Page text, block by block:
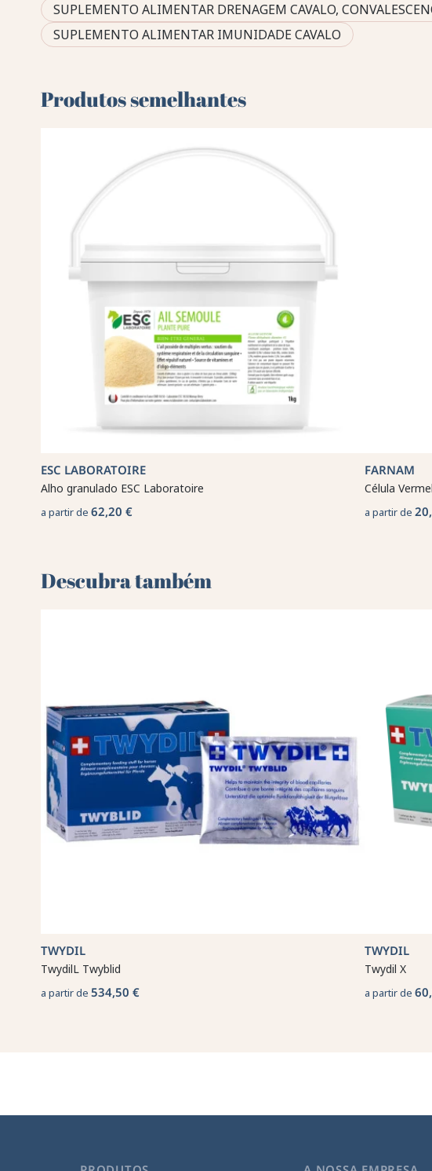
SUPLEMENTO ALIMENTAR DRENAGEM CAVALO,
SUPLEMENTO ALIMENTAR IMUNIDADE CAVALO
Produtos semelhantes
ESC LABORATOIRE
Alho granulado ESC Laboratoire
a partir de62,20 €
FARNAM
Célula
a partir de
Descubra também 🌻
TWYDIL
TwydilL Twyblid
a partir de534,50 €
TWYDIL
Twydil X
a partir de